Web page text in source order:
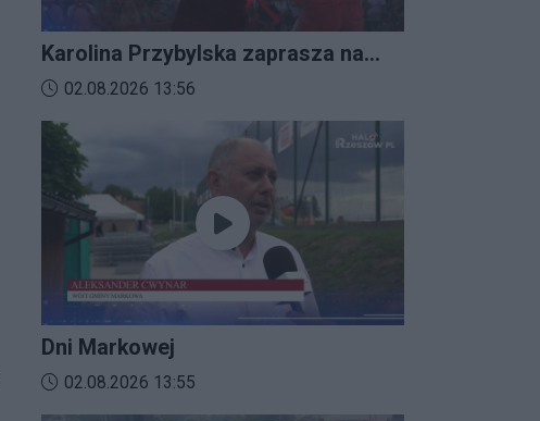
Karolina Przybylska zaprasza na
Imprezalia 2026
Data dodania materiału wideo:
02.08.2026 13:56
Dni Markowej
Data dodania materiału wideo:
02.08.2026 13:55